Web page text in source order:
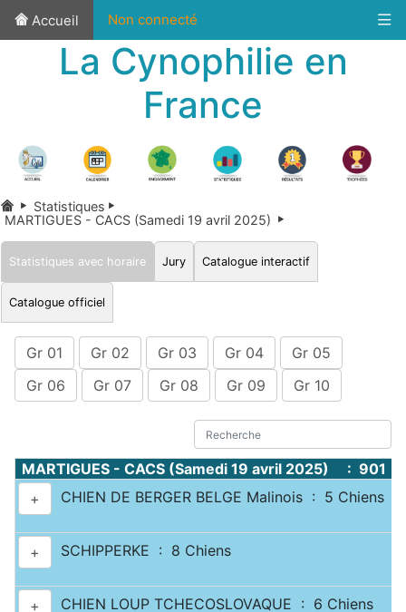
Accueil Non connecté
La Cynophilie en
France
Statistiques
MARTIGUES - CACS (Samedi 19 avril 2025)
Statistiques avec horaire Jury Catalogue interactif
Catalogue officiel
Gr 01 Gr 02 Gr 03 Gr 04
Gr 05
Gr 06
Gr 07 Gr 08 Gr 09 Gr 10
MARTIGUES - CACS (Samedi 19 avril 2025) : 901
+
CHIEN DE BERGER BELGE Malinois : 5 Chiens
+ SCHIPPERKE : 8 Chiens
+ CHIEN LOUP TCHECOSLOVAQUE : 6 Chiens